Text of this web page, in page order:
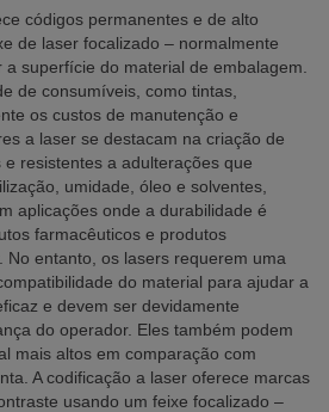
códigos permanentes e de alto
de laser focalizado – normalmente
a superfície do material de embalagem.
de consumíveis, como tintas,
os custos de manutenção e
a laser se destacam na criação de
resistentes a adulterações que
umidade, óleo e solventes,
aplicações onde a durabilidade é
farmacêuticos e produtos
No entanto, os lasers requerem uma
do material para ajudar a
e devem ser devidamente
do operador. Eles também podem
mais altos em comparação com
A codificação a laser oferece marcas
usando um feixe focalizado –